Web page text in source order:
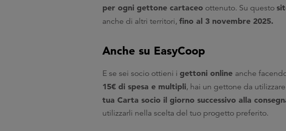
per ogni gettone cartaceo ottenuto. Su questo
anche di altri territori, fino al 3 novembre 2025.
Anche su EasyCoop
E se sei socio ottieni i gettoni online anche
15€ di spesa e multipli, hai un gettone da
tua Carta socio il giorno successivo alla
utilizzarli nella scelta del tuo progetto preferito.